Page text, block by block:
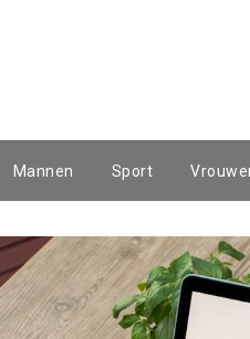
Mannen Sport